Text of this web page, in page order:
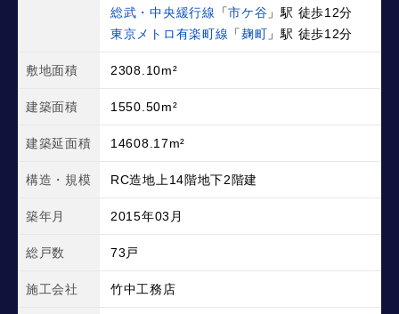
総武・中央緩行線
「市ケ谷 」駅 徒歩12分
東京メトロ有楽町線 「麹町 」駅 徒歩12分
敷地面積 2308.10m²
建築面積 1550.50m²
建築延面積 14608.17m²
構造・規模 RC造地上14階地下2階建
築年月 2015年03月
総戸数 73戸
施工会社 竹中工務店